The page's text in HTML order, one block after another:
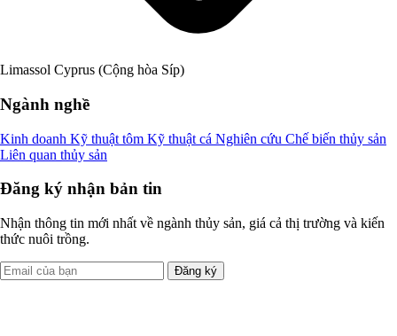
Limassol Cyprus (Cộng hòa Síp)
Ngành nghề
Kinh doanh Kỹ thuật tôm Kỹ thuật cá Nghiên cứu Chế biến thủy sản
Liên quan thủy sản
Đăng ký nhận bản tin
Nhận thông tin mới nhất về ngành thủy sản, giá cả thị trường và kiến
thức nuôi trồng.
Đăng ký